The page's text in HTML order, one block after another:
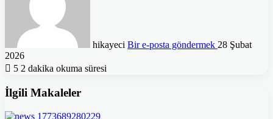
hikayeci Bir e-posta göndermek 28 Şubat
2026
5 2 dakika okuma süresi
İlgili Makaleler